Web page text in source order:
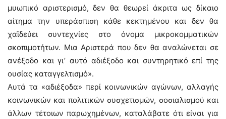
μυωπικό αριστερισμό, δεν θα θεωρεί άκριτα ως δίκαιο
αίτημα την υπεράσπιση κάθε κεκτημένου και δεν θα
χαϊδεύει συντεχνίες στο όνομα μικροκομματικών
σκοπιμοτήτων. Μια Αριστερά που δεν θα αναλώνεται σε
ανέξοδο και γι’ αυτό αδιέξοδο και συντηρητικό επί της
ουσίας καταγγελτισμό».
Αυτά τα «αδιέξοδα» περί κοινωνικών αγώνων, αλλαγής
κοινωνικών και πολιτικών συσχετισμών, σοσιαλισμού και
άλλων τέτοιων παρωχημένων, καταλάβατε ότι είναι για